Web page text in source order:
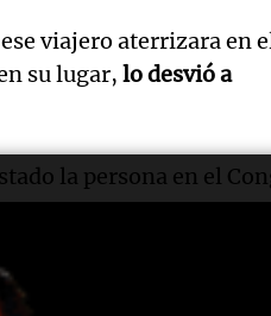
viajero aterrizara en
su lugar, lo desvió a
la persona en el
las autoridades